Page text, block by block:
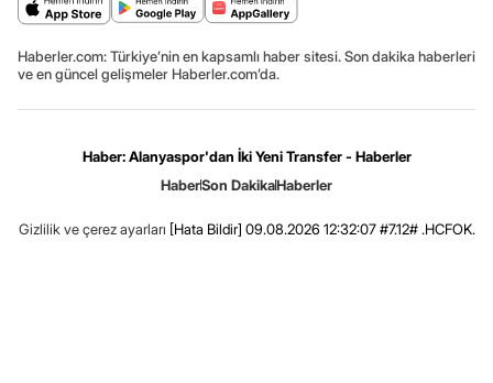
Haberler.com: Türkiye’nin en kapsamlı haber sitesi. Son dakika haberleri
ve en güncel gelişmeler Haberler.com’da.
Haber: Alanyaspor'dan İki Yeni Transfer - Haberler
HaberSon DakikaHaberler
Gizlilik ve çerez ayarları [Hata Bildir] 09.08.2026 12:32:07 #7.12# .HCFOK.